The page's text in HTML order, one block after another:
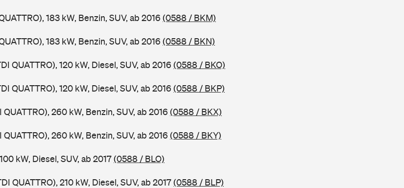
183 kW, Benzin, SUV, ab 2016 (0588 / BKM)
183 kW, Benzin, SUV, ab 2016 (0588 / BKN)
QUATTRO), 120 kW, Diesel, SUV, ab 2016 (0588 / BKO)
QUATTRO), 120 kW, Diesel, SUV, ab 2016 (0588 / BKP)
QUATTRO), 260 kW, Benzin, SUV, ab 2016 (0588 / BKX)
QUATTRO), 260 kW, Benzin, SUV, ab 2016 (0588 / BKY)
kW, Diesel, SUV, ab 2017(0588 / BLO)
QUATTRO), 210 kW, Diesel, SUV, ab 2017(0588 / BLP)